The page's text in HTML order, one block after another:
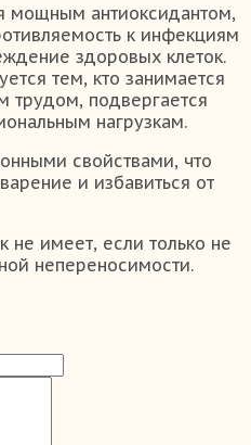
мощным антиоксидантом,
к инфекциям
здоровых клеток.
тем, кто занимается
трудом, подвергается
нагрузкам.
свойствами, что
и избавиться от
не имеет, если только не
непереносимости.